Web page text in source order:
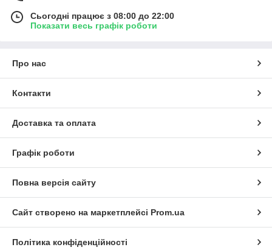
Сьогодні працює з 08:00 до 22:00
Показати весь графік роботи
Про нас
Контакти
Доставка та оплата
Графік роботи
Повна версія сайту
Сайт створено на маркетплейсі Prom.ua
Політика конфіденційності